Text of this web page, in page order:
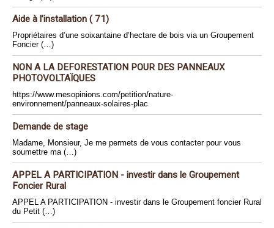
Aide à l’installation ( 71)
Propriétaires d’une soixantaine d’hectare de bois via un Groupement
Foncier (…)
NON A LA DEFORESTATION POUR DES PANNEAUX
PHOTOVOLTAÏQUES
https://www.mesopinions.com/petition/nature-
environnement/panneaux-solaires-plac
Demande de stage
Madame, Monsieur, Je me permets de vous contacter pour vous
soumettre ma (…)
APPEL A PARTICIPATION - investir dans le Groupement
Foncier Rural
APPEL A PARTICIPATION - investir dans le Groupement foncier Rural
du Petit (…)